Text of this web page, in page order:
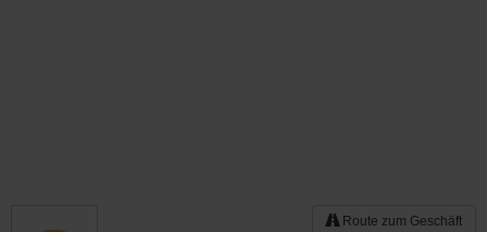
Route zum Geschäft